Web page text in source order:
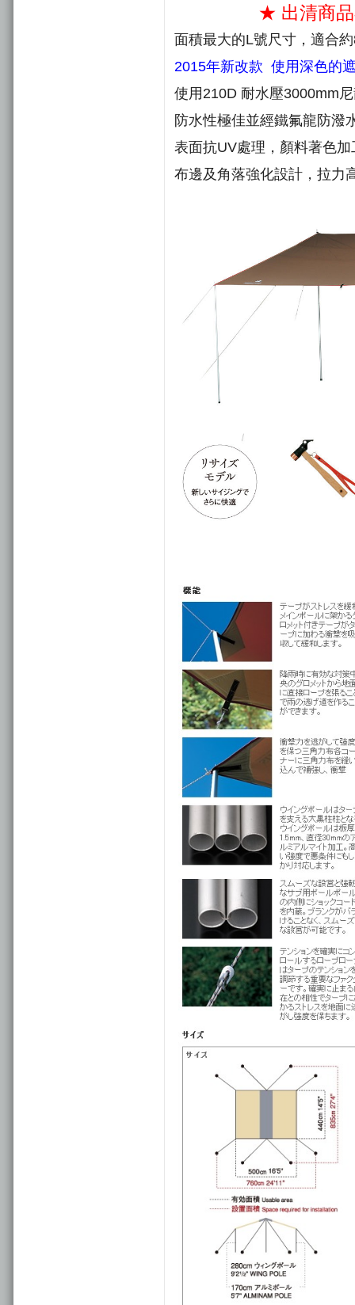
★ 出清商品
面積最大的L號尺寸，適合
2015年新改款 使用深色的
使用210D 耐水壓3000mm
防水性極佳並經鐵氟龍防潑
表面抗UV處理，顏料著色
布邊及角落強化設計，拉力